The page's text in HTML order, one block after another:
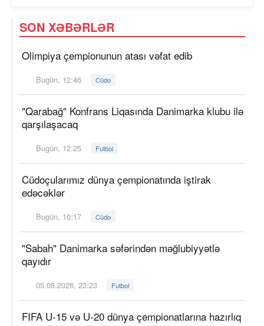
SON XƏBƏRLƏR
Olimpiya çempionunun atası vəfat edib
Bugün, 12:46 Cüdo
"Qarabağ" Konfrans Liqasında Danimarka klubu ilə
qarşılaşacaq
Bugün, 12:25 Futbol
Cüdoçularımız dünya çempionatında iştirak
edəcəklər
Bugün, 10:17 Cüdo
"Sabah" Danimarka səfərindən məğlubiyyətlə
qayıdır
05.08.2026, 23:23 Futbol
FIFA U-15 və U-20 dünya çempionatlarına hazırlıq